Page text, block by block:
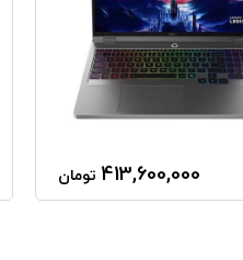
413,600,000 تومان